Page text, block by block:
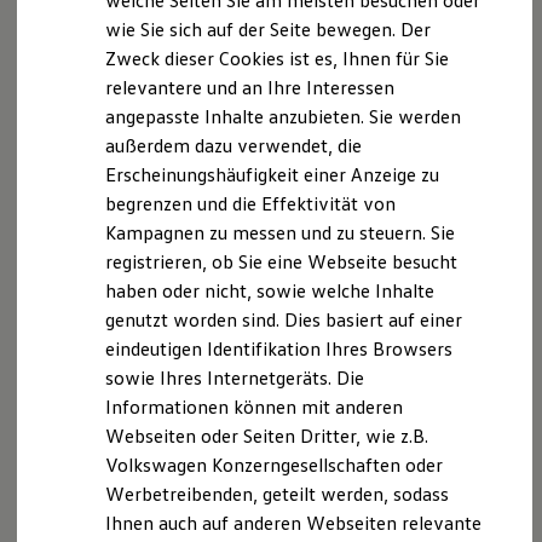
Fahrerassistenz- und Sicherheitssysteme
Kontrollleuchten
Kurzfahrprofile und Ölverdünnung
XTL-Dieselkraftstoff
Ersatzteile und Betriebsflüssigkeiten
Original Zubehör und Lifestyle Produkte
myVolkswagen
myVolkswagen Business
Elektrisch & Autonom
Elektro - & Hybridfahrzeuge
Unser Ansatz
Klimafreundlicher Strom
Reichweite & Ladelösungen
Reichweitensimulator
Ladezeitensimulator
Ladelösungen für Privatkunden
Ladelösungen für Gewerbekunden
Wallbox und Ladekabel
Förderung & Kosten der Elektrofahrzeuge
Fördermöglichkeiten für Privatkunden
Fördermöglichkeiten für Gewerbekunden
kann das System den Fahrenden optisch und akustisch
.
Serienmäßiger ParkPilot
Warnt beim Einparken akustisch vor erkannten
Hindernissen vorn und hinten und zeigt den Abstand zu den
Hindernissen auch optisch auf dem Display an.
Serienmäßige elektronische Parkbremse inklusive
Autohold-Funktion 1
Crafterbequem an Ort und Stelle halten: Das
serienmäßige System lässt sich bei Fahrzeugstillstand über
einen Schalter im Cockpit aktivieren und lösen.
Autohold-Funktion ist eine Erweiterung der elektronischen
Parkbremse, die ein ungewolltes Wegrollen automatisch
verhindern kann, zum Beispiel im Stillstand oder beim
wie Sie sich auf der Seite bewegen. Der
Zweck dieser Cookies ist es, Ihnen für Sie
relevantere und an Ihre Interessen
angepasste Inhalte anzubieten. Sie werden
außerdem dazu verwendet, die
Erscheinungshäufigkeit einer Anzeige zu
begrenzen und die Effektivität von
Kampagnen zu messen und zu steuern. Sie
registrieren, ob Sie eine Webseite besucht
haben oder nicht, sowie welche Inhalte
genutzt worden sind. Dies basiert auf einer
eindeutigen Identifikation Ihres Browsers
sowie Ihres Internetgeräts. Die
Informationen können mit anderen
Webseiten oder Seiten Dritter, wie z.B.
Volkswagen Konzerngesellschaften oder
Werbetreibenden, geteilt werden, sodass
Ihnen auch auf anderen Webseiten relevante